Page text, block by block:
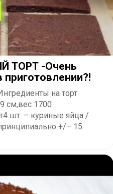
ТОРТ -Очень
на торт
см,вес 1700
шт. – куриные яйца /
+/– 15